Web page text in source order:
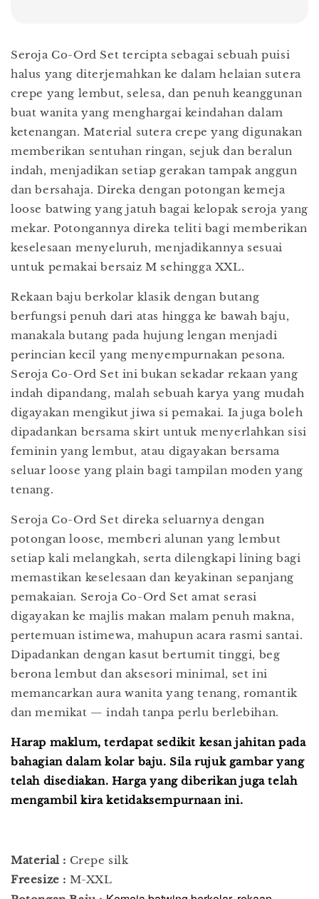
Seroja Co-Ord Set tercipta sebagai sebuah puisi
halus yang diterjemahkan ke dalam helaian sutera
crepe yang lembut, selesa, dan penuh keanggunan
buat wanita yang menghargai keindahan dalam
ketenangan. Material sutera crepe yang digunakan
memberikan sentuhan ringan, sejuk dan beralun
indah, menjadikan setiap gerakan tampak anggun
dan bersahaja. Direka dengan potongan kemeja
loose batwing yang jatuh bagai kelopak seroja yang
mekar. Potongannya direka teliti bagi memberikan
keselesaan menyeluruh, menjadikannya sesuai
untuk pemakai bersaiz M sehingga XXL.
Rekaan baju berkolar klasik dengan butang
berfungsi penuh dari atas hingga ke bawah baju,
manakala butang pada hujung lengan menjadi
perincian kecil yang menyempurnakan pesona.
Seroja Co-Ord Set ini bukan sekadar rekaan yang
indah dipandang, malah sebuah karya yang mudah
digayakan mengikut jiwa si pemakai. Ia juga boleh
dipadankan bersama skirt untuk menyerlahkan sisi
feminin yang lembut, atau digayakan bersama
seluar loose yang plain bagi tampilan moden yang
tenang.
Seroja Co-Ord Set direka seluarnya dengan
potongan loose, memberi alunan yang lembut
setiap kali melangkah, serta dilengkapi lining bagi
memastikan keselesaan dan keyakinan sepanjang
pemakaian. Seroja Co-Ord Set amat serasi
digayakan ke majlis makan malam penuh makna,
pertemuan istimewa, mahupun acara rasmi santai.
Dipadankan dengan kasut bertumit tinggi, beg
berona lembut dan aksesori minimal, set ini
memancarkan aura wanita yang tenang, romantik
dan memikat — indah tanpa perlu berlebihan.
Harap maklum, terdapat sedikit kesan jahitan pada
bahagian dalam kolar baju. Sila rujuk gambar yang
telah disediakan. Harga yang diberikan juga telah
mengambil kira ketidaksempurnaan ini.
Material : Crepe silk
Freesize : M-XXL